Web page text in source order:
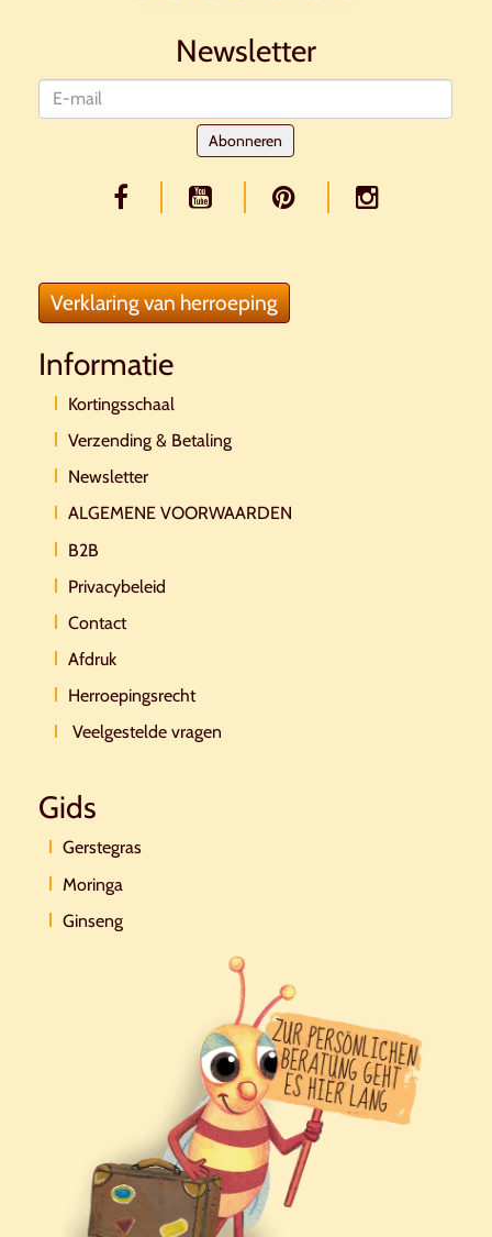
Newsletter
Abonneren
Verklaring van herroeping
Informatie
Kortingsschaal
Verzending & Betaling
Newsletter
ALGEMENE VOORWAARDEN
B2B
Privacybeleid
Contact
Afdruk
Herroepingsrecht
Veelgestelde vragen
Gids
Gerstegras
Moringa
Ginseng